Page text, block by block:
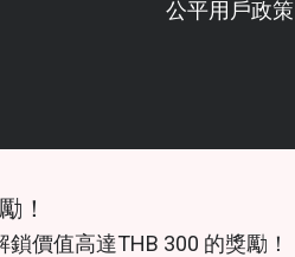
公平用戶政策
！
價值高達THB 300 的獎勵！